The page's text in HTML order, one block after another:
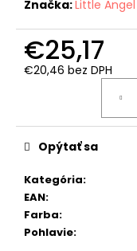
Značka:Little Angel
€25,17
€20,46 bez DPH
Kategória:
EAN:
Farba:
Pohlavie:
Opýtať sa